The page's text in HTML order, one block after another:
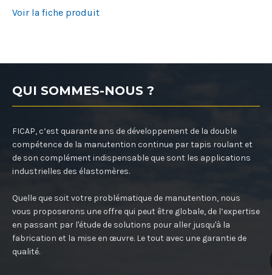
Voir la fiche produit
QUI SOMMES-NOUS ?
FICAP, c’est quarante ans de développement de la double
compétence de la manutention continue par tapis roulant et
de son complément indispensable que sont les applications
industrielles des élastomères.
Quelle que soit votre problématique de manutention, nous
vous proposerons une offre qui peut être globale, de l’expertise
en passant par l'étude de solutions pour aller jusqu'à la
fabrication et la mise en œuvre. Le tout avec une garantie de
qualité.